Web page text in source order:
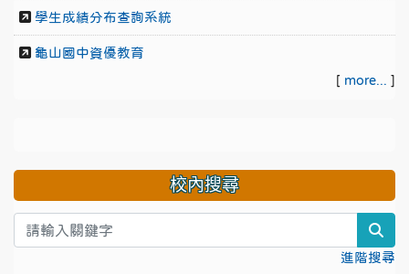
學生成績分布查詢系統
龜山國中資優教育
[ more... ]
校內搜尋
進階搜尋